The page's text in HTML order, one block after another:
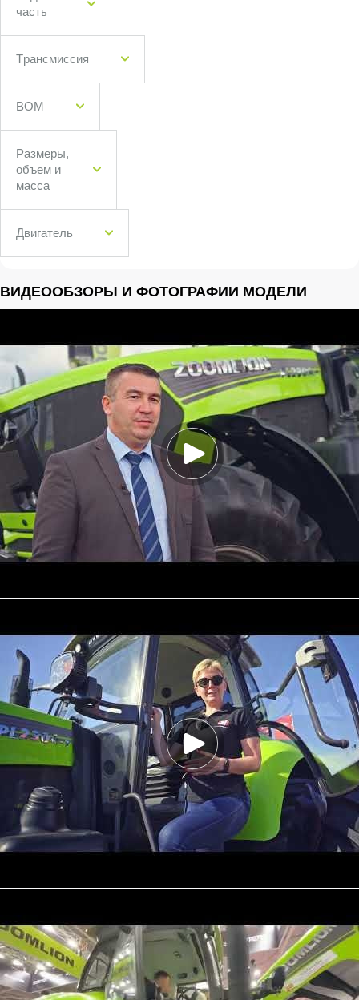
часть
Трансмиссия
ВОМ
Размеры,
объем и
масса
Двигатель
ВИДЕООБЗОРЫ И ФОТОГРАФИИ МОДЕЛИ